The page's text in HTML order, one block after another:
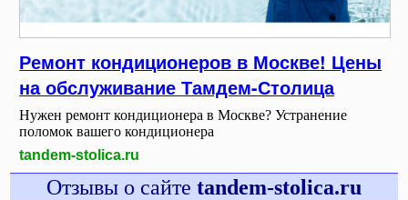
Ремонт кондиционеров в Москве! Цены
на обслуживание Тамдем-Столица
Нужен ремонт кондиционера в Москве? Устранение
поломок вашего кондиционера
tandem-stolica.ru
Отзывы о сайте tandem-stolica.ru